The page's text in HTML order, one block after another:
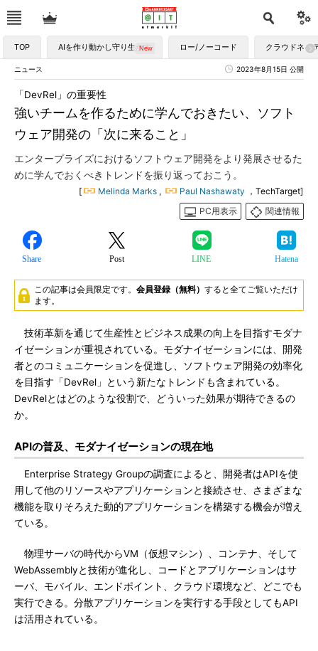
TOP AIを作り動かし守り生かす ロー/ノーコード クラウドネイ
ニュース 2023年8月15日 公開
強いチームを作るために学んでおきたい、ソフト
ウェア開発の「次に来ること」
「DevRel」の重要性
エンタープライズにおけるソフトウェア開発をより発展させるた
めに学んでおくべきトレンドを振り返っておこう。
[ Melinda Marks , Paul Nashawaty ，TechTarget]
PC用表示
関連情報
Share Post LINE Hatena
この記事は会員限定です。 会員登録（無料） すると全てご覧いただけ
ます。
技術革新を通じて生産性とビジネス成果の向上を目指すモダナ
イゼーションが重視されている。モダナイゼーションには、開発
者とのコミュニケーションを促進し、ソフトウェア開発の効率化
を目指す「DevRel」という新たなトレンドも含まれている。
DevRelとはどのような役割で、どういった効果が期待できるの
か。
APIの普及、モダナイゼーションの現在地
Enterprise Strategy Groupの調査によると、開発者はAPIを使
用して他のリソースやアプリケーションと接続させ、さまざまな
機能を取りそろえた動的アプリケーションを構築する機会が増え
ている。
物理サーバの時代からVM（仮想マシン）、コンテナ、そして
WebAssemblyと技術が進化し、コードとアプリケーションはサ
ーバ、モバイル、エンドポイント、クラウド環境など、どこでも
実行できる。分散アプリケーションを実行する手段としてもAPI
は活用されている。